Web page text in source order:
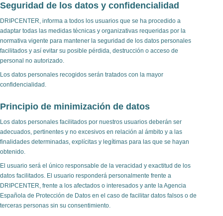
Seguridad de los datos y confidencialidad
DRIPCENTER, informa a todos los usuarios que se ha procedido a
adaptar todas las medidas técnicas y organizativas requeridas por la
normativa vigente para mantener la seguridad de los datos personales
facilitados y así evitar su posible pérdida, destrucción o acceso de
personal no autorizado.
Los datos personales recogidos serán tratados con la mayor
confidencialidad.
Principio de minimización de datos
Los datos personales facilitados por nuestros usuarios deberán ser
adecuados, pertinentes y no excesivos en relación al ámbito y a las
finalidades determinadas, explícitas y legítimas para las que se hayan
obtenido.
El usuario será el único responsable de la veracidad y exactitud de los
datos facilitados. El usuario responderá personalmente frente a
DRIPCENTER, frente a los afectados o interesados y ante la Agencia
Española de Protección de Datos en el caso de facilitar datos falsos o de
terceras personas sin su consentimiento.